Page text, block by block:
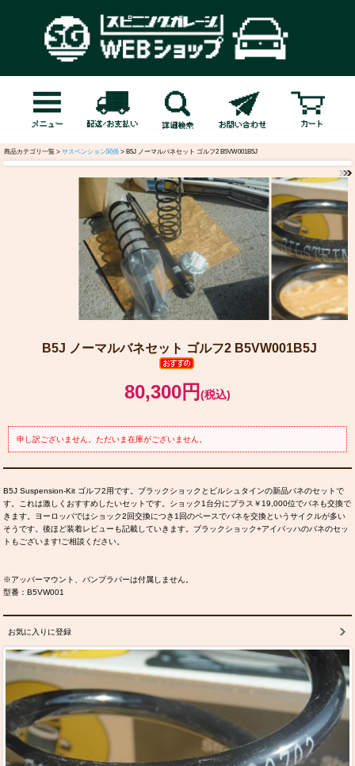
商品カテゴリ一覧 > サスペンション関係 > B5J ノーマルバネセット ゴルフ2 B5VW001B5J
B5J ノーマルバネセット ゴルフ2 B5VW001B5J
80,300円 (税込)
申し訳ございません。ただいま在庫がございません。
B5J Suspension-Kit ゴルフ2用です。ブラックショックとビルシュタインの新品バネのセットで
す。これは激しくおすすめしたいセットです。ショック1台分にプラス￥19,000位でバネも交換で
きます。ヨーロッパではショック2回交換につき1回のペースでバネを交換というサイクルが多い
そうです。後ほど装着レビューも記載していきます。ブラックショック+アイバッハのバネのセッ
トもございます!ご相談ください。
※アッパーマウント、バンプラバーは付属しません。
型番：B5VW001
お気に入りに登録